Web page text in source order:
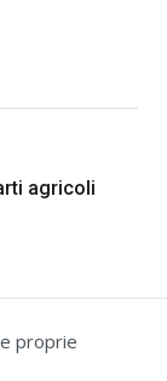
agricoli
proprie